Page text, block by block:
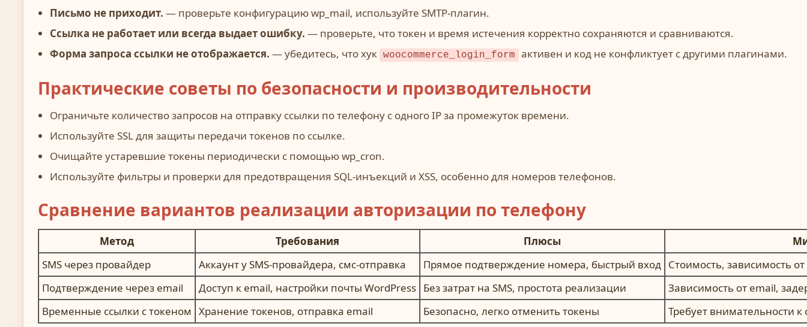
Письмо не приходит. — проверьте конфигурацию wp_mail, используйте SMTP-плагин.
Ссылка не работает или всегда выдает ошибку. — проверьте, что токен и время истечения корректно сохраняются и сравниваются.
Форма запроса ссылки не отображается. — убедитесь, что хук woocommerce_login_form активен и код не конфликтует с другими плагинами.
Практические советы по безопасности и производительности
Ограничьте количество запросов на отправку ссылки по телефону с одного IP за промежуток времени.
Используйте SSL для защиты передачи токенов по ссылке.
Очищайте устаревшие токены периодически с помощью wp_cron.
Используйте фильтры и проверки для предотвращения SQL-инъекций и XSS, особенно для номеров телефонов.
Сравнение вариантов реализации авторизации по телефону
Метод Требования Плюсы
SMS через провайдер
Аккаунт у SMS-провайдера, смс-отправка Прямое подтверждение номера, быстрый вход Стоимость, зависимость
Подтверждение через email
Доступ к email, настройки почты WordPress Без затрат на SMS, простота реализации
Зависимость от email,
Временные ссылки с токеном Хранение токенов, отправка email Безопасно, легко отменить токены Требует внимательности к